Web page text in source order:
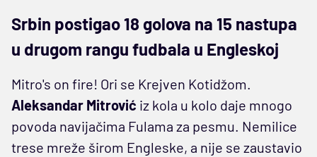
Srbin postigao 18 golova na 15 nastupa
u drugom rangu fudbala u Engleskoj
Mitro's on fire! Ori se Krejven Kotidžom.
Aleksandar Mitrović iz kola u kolo daje mnogo
povoda navijačima Fulama za pesmu. Nemilice
trese mreže širom Engleske, a nije se zaustavio